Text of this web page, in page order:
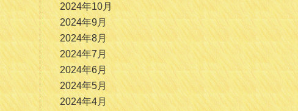
2024年10月
2024年9月
2024年8月
2024年7月
2024年6月
2024年5月
2024年4月